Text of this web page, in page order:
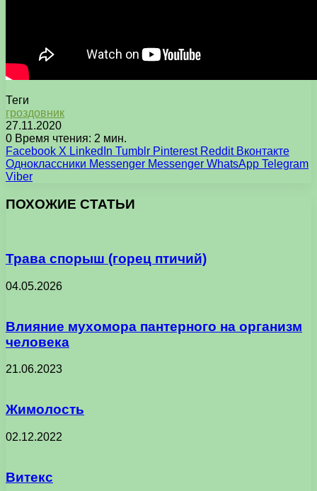
Теги
гроздовник
27.11.2020
0 Время чтения: 2 мин.
Facebook X LinkedIn Tumblr Pinterest Reddit Вконтакте
Одноклассники Messenger Messenger WhatsApp Telegram
Viber
ПОХОЖИЕ СТАТЬИ
Трава спорыш (горец птичий)
04.05.2026
Влияние мухомора пантерного на организм
человека
21.06.2023
Жимолость
02.12.2022
Витекс